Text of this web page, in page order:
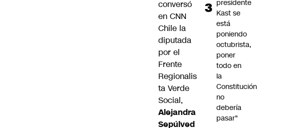
conversó
en CNN
Chile la
diputada
por el
Frente
Regionalis
ta Verde
Social,
Alejandra
Sepúlved
presidente
Kast se
está
poniendo
octubrista,
poner
todo en
la
Constitución
no
debería
pasar"